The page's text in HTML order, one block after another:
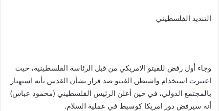
التنديد الفلسطيني
وجاء أول رفض للفيتو الامريكي من قبل الرئاسة الفلسطينية، حيث
اعتبرت استخدام واشنطن الفيتو ضد قرار بشأن القدس بأنه استهتار
بالمجتمع الدولي، في حين أعلن الرئيس الفلسطيني (محمود عباس)
أنه سيرفض دور امريكا كوسيط في عملية السلام.